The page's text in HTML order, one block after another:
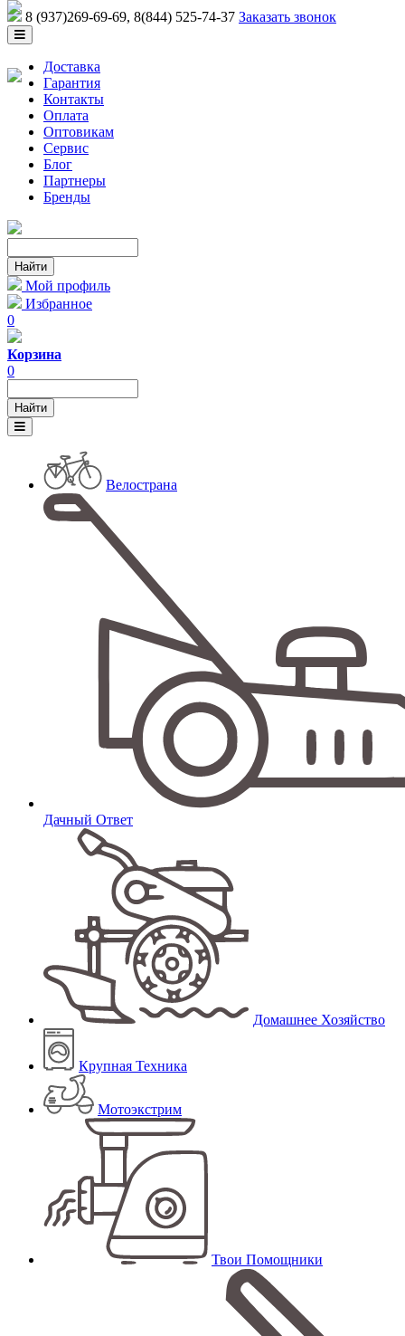
8 (937)269-69-69, 8(844) 525-74-37 Заказать звонок
Доставка
Гарантия
Контакты
Оплата
Оптовикам
Сервис
Блог
Партнеры
Бренды
Мой профиль
Избранное
0
Корзина
0
Велострана
Дачный Ответ
Домашнее Хозяйство
Крупная Техника
Мотоэкстрим
Твои Помощники